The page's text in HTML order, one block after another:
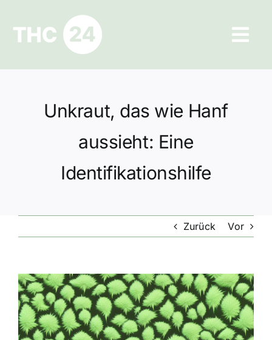
springen
Ratgeber
Hilfe und Kontakt
Unkraut, das wie Hanf
aussieht: Eine
Identifikationshilfe
Zurück Vor
Zeige
grösseres
Bild